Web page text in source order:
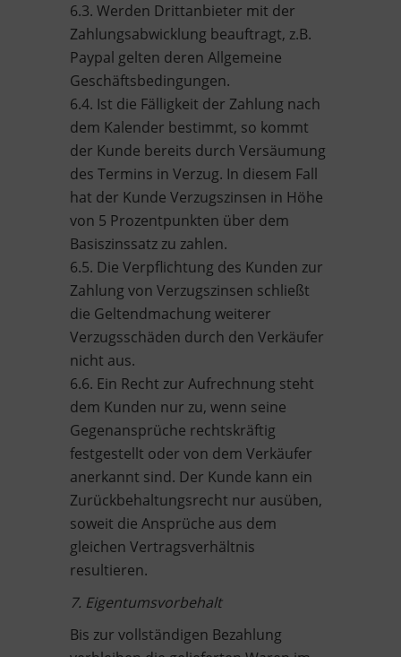
6.3. Werden Drittanbieter mit der
Zahlungsabwicklung beauftragt, z.B.
Paypal gelten deren Allgemeine
Geschäftsbedingungen.
6.4. Ist die Fälligkeit der Zahlung nach
dem Kalender bestimmt, so kommt
der Kunde bereits durch Versäumung
des Termins in Verzug. In diesem Fall
hat der Kunde Verzugszinsen in Höhe
von 5 Prozentpunkten über dem
Basiszinssatz zu zahlen.
6.5. Die Verpflichtung des Kunden zur
Zahlung von Verzugszinsen schließt
die Geltendmachung weiterer
Verzugsschäden durch den Verkäufer
nicht aus.
6.6. Ein Recht zur Aufrechnung steht
dem Kunden nur zu, wenn seine
Gegenansprüche rechtskräftig
festgestellt oder von dem Verkäufer
anerkannt sind. Der Kunde kann ein
Zurückbehaltungsrecht nur ausüben,
soweit die Ansprüche aus dem
gleichen Vertragsverhältnis
resultieren.
7. Eigentumsvorbehalt
Bis zur vollständigen Bezahlung